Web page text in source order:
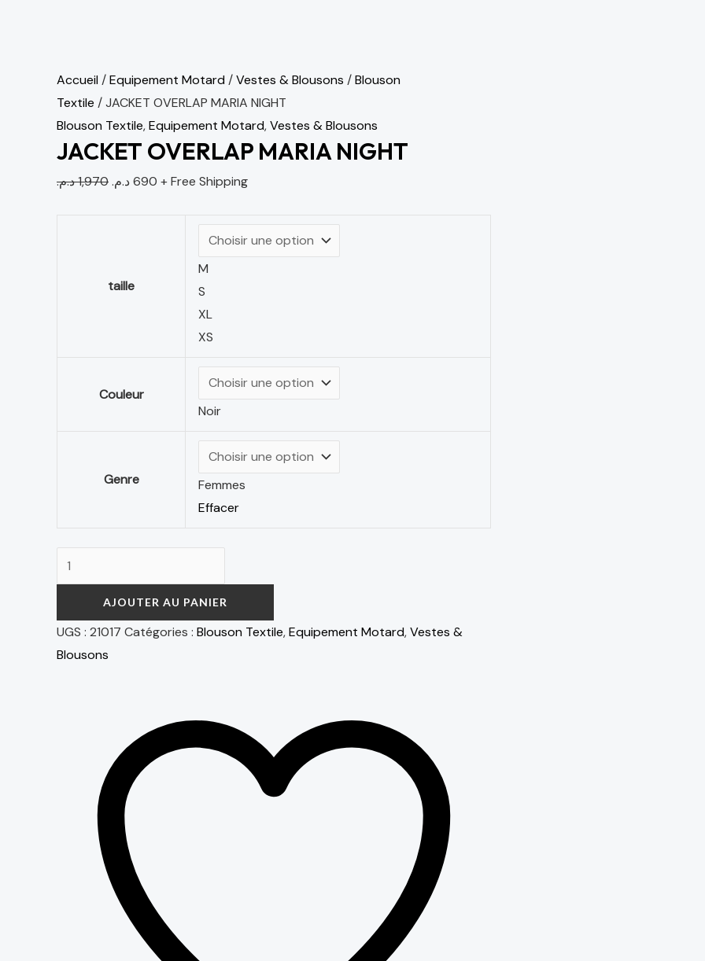
Accueil /Equipement Motard /Vestes & Blousons /Blouson
Textile / JACKET OVERLAP MARIA NIGHT
Blouson Textile,Equipement Motard,Vestes & Blousons
JACKET OVERLAP MARIA NIGHT
1,970د.م. 690د.م. + Free Shipping
taille
M
S
XL
XS
Couleur
Noir
Genre
Femmes
Effacer
AJOUTER AU PANIER
UGS : 21017 Catégories : Blouson Textile,Equipement Motard,Vestes &
Blousons